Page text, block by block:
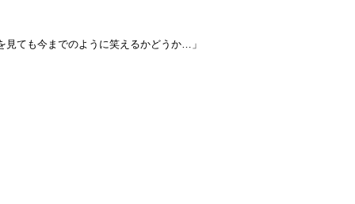
見ても今までのように笑えるかどうか…」